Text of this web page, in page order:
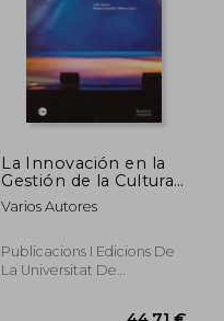
La Innovación en la
Gestión de la Cultura:
Reflexiones y
Experiencias
Empresa) (in Spanish)
Varios Autores
Publicacions I Edicions De
La Universitat De